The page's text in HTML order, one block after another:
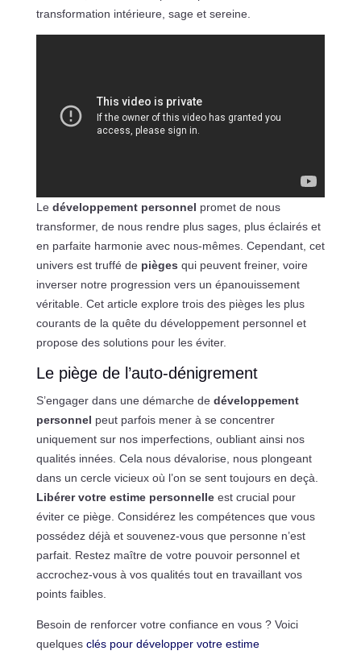
transformation intérieure, sage et sereine.
Le développement personnel promet de nous
transformer, de nous rendre plus sages, plus éclairés et
en parfaite harmonie avec nous-mêmes. Cependant, cet
univers est truffé de pièges qui peuvent freiner, voire
inverser notre progression vers un épanouissement
véritable. Cet article explore trois des pièges les plus
courants de la quête du développement personnel et
propose des solutions pour les éviter.
Le piège de l’auto-dénigrement
S’engager dans une démarche de développement
personnel peut parfois mener à se concentrer
uniquement sur nos imperfections, oubliant ainsi nos
qualités innées. Cela nous dévalorise, nous plongeant
dans un cercle vicieux où l’on se sent toujours en deçà.
Libérer votre estime personnelleest crucial pour
éviter ce piège. Considérez les compétences que vous
possédez déjà et souvenez-vous que personne n’est
parfait. Restez maître de votre pouvoir personnel et
accrochez-vous à vos qualités tout en travaillant vos
points faibles.
Besoin de renforcer votre confiance en vous ? Voici
quelques clés pour développer votre estime